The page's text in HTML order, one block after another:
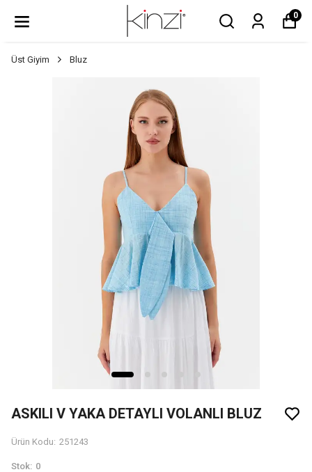
0
Üst Giyim Bluz
ASKILI V YAKA DETAYLI VOLANLI BLUZ
Ürün Kodu: 251243
Stok: 0